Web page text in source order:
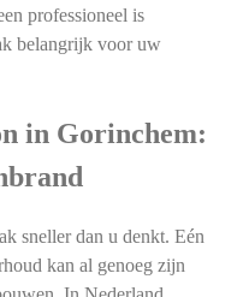
professioneel is
belangrijk voor uw
in Gorinchem:
sneller dan u denkt. Eén
kan al genoeg zijn